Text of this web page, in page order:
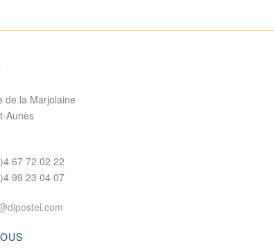
de la Marjolaine
Aunès
67 72 02 22
99 23 04 07